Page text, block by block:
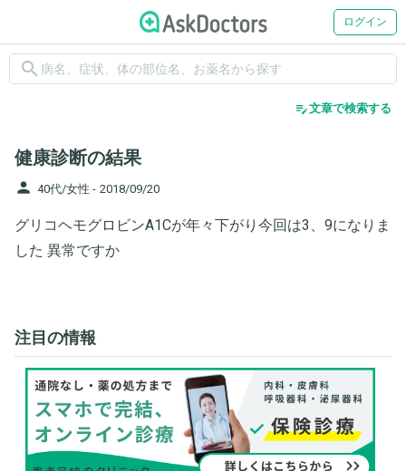
ログイン
search
edit_note文章で検索する
健康診断の結果
person 40代/女性 - 2018/09/20
グリコヘモグロビンA1Cが年々下がり今回は3、9になりま
した 異常ですか
注目の情報